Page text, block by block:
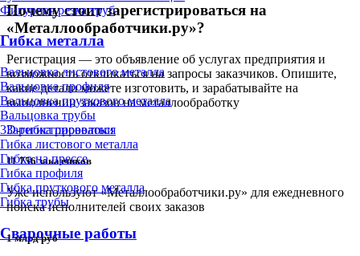
Фигурная резка труб
Гибка металла
Вальцовка листового металла
Вальцовка профиля
Вальцовка пруткового металла
Вальцовка трубы
3D-гибка проволоки
Гибка листового металла
Гибка на прессе
Гибка профиля
Гибка пруткового металла
Гибка трубы
Сварочные работы
Почему стоит зарегистрироваться на
«Металлообработчики.ру»?
Регистрация — это объявление об услугах предприятия и
возможность откликаться на запросы заказчиков. Опишите,
какие детали можете изготовить, и зарабатывайте на
выполнении заказов на металлообработку
Зарегистрироваться
11 756 заказчиков
Уже используют «Металлообработчики.ру» для ежедневного
поиска исполнителей своих заказов
1 млрд руб